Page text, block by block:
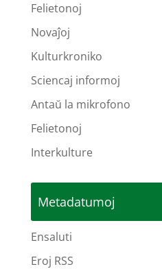
Felietonoj
Novaĵoj
Kulturkroniko
Sciencaj informoj
Antaŭ la mikrofono
Felietonoj
Interkulture
Metadatumoj
Ensaluti
Eroj RSS